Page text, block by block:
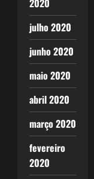
2020
julho 2020
junho 2020
maio 2020
abril 2020
março 2020
fevereiro
2020